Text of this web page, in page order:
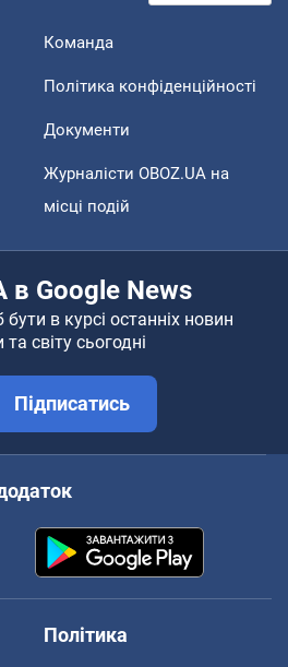
Команда
Політика конфіденційності
Документи
Журналісти OBOZ.UA на
місці подій
в Google News
в курсі останніх новин
та світу сьогодні
Підписатись
Політика